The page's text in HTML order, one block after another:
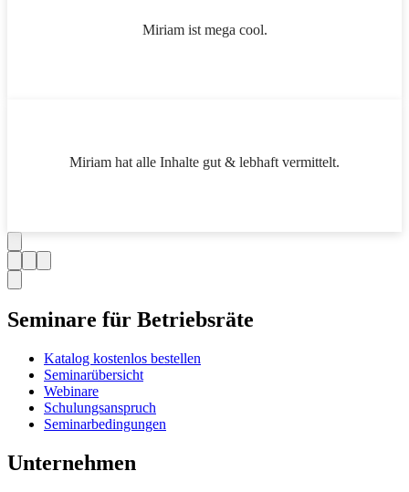
Miriam ist mega cool.
Miriam hat alle Inhalte gut & lebhaft vermittelt.
Seminare für Betriebsräte
Katalog kostenlos bestellen
Seminarübersicht
Webinare
Schulungsanspruch
Seminarbedingungen
Unternehmen